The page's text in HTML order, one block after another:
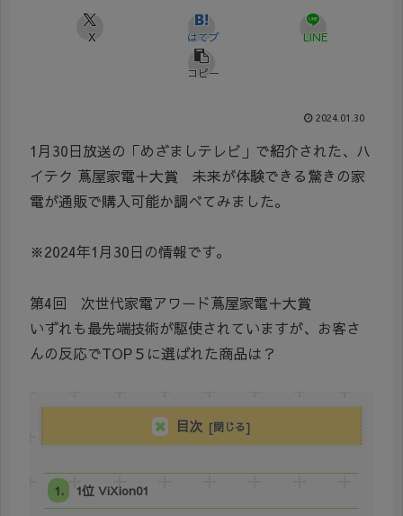
X はてブ LINE
コピー
2024.01.30
1月30日放送の「めざましテレビ」で紹介された、ハ
イテク 蔦屋家電＋大賞 未来が体験できる驚きの家
電が通販で購入可能か調べてみました。
※2024年1月30日の情報です。
第4回 次世代家電アワード蔦屋家電＋大賞
いずれも最先端技術が駆使されていますが、お客さ
んの反応でTOP５に選ばれた商品は？
目次
1位 ViXion01